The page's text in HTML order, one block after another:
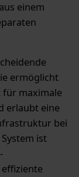
einem
ermöglicht
für maximale
erlaubt eine
bei
ist